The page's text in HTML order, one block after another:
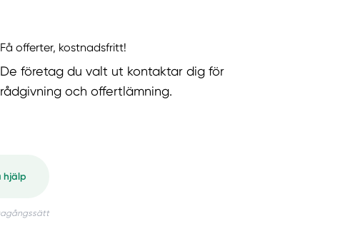
Få offerter, kostnadsfritt!
De företag du valt ut kontaktar dig för
rådgivning och offertlämning.